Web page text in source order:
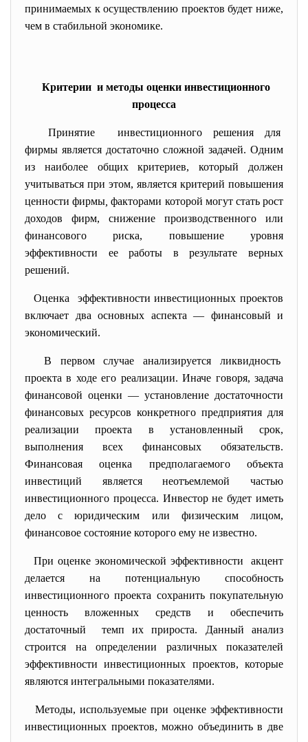
принимаемых к осуществлению проектов будет ниже,
чем в стабильной экономике.
Критерии и методы оценки инвестиционного
процесса
Принятие инвестиционного решения для
фирмы является достаточно сложной задачей. Одним
из наиболее общих критериев, который должен
учитываться при этом, является критерий повышения
ценности фирмы ,факторами которой могут стать рост
доходов фирм, снижение производственного или
финансового риска, повышение уровня
эффективности ее работы в результате верных
решений.
Оценка эффективности инвестиционных проектов
включает два основных аспекта — финансовый и
экономический.
В первом случае анализируется ликвидность
проекта в ходе его реализации. Иначе говоря, задача
финансовой оценки — установление достаточности
финансовых ресурсов конкретного предприятия для
реализации проекта в установленный срок,
выполнения всех финансовых обязательств.
Финансовая оценка предполагаемого объекта
инвестиций является неотъемлемой частью
инвестиционного процесса. Инвестор не будет иметь
дело с юридическим или физическим лицом,
финансовое состояние которого ему не известно.
При оценке экономической эффективности акцент
делается на потенциальную способность
инвестиционного проекта сохранить покупательную
ценность вложенных средств и обеспечить
достаточный темп их прироста. Данный анализ
строится на определении различных показателей
эффективности инвестиционных проектов, которые
являются интегральными показателями.
Методы, используемые при оценке эффективности
инвестиционных проектов, можно объединить в две